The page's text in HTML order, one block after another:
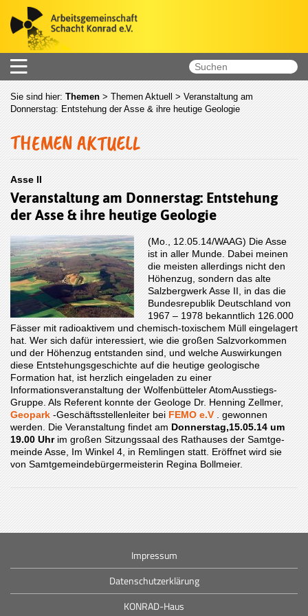
Sie sind hier: Themen > Themen Aktuell
> Veranstaltung am
Donnerstag: Entstehung der Asse & ihre heutige Geologie
THEMEN AKTUELL
Asse II
Veranstaltung am Donnerstag: Entstehung
der Asse & ihre heutige Geologie
(Mo., 12.05.14/WAAG) Die Asse
ist in aller Munde. Dabei meinen
die meisten allerdings nicht den
Höhenzug, sondern das alte
Salzbergwerk Asse II, in das die
Bundesrepublik Deutsch­land von
1967 – 1978 bekanntlich 126.000
Fässer mit radioaktivem und chemisch-toxischem Müll einge­la­gert
hat. Wer sich dafür interessiert, wie die großen Salzvorkommen
und der Höhenzug entstanden sind, und welche Auswirkungen
diese Entstehungs­geschichte auf die heutige geologische
Formation hat, ist herz­lich eingeladen zu einer
Informationsveranstaltung der Wolfenbütteler Atom­Aus­stiegs­
Gruppe. Als Referent konnte der Geologe Dr. Henning Zellmer,
Geopark -Geschäftsstellenleiter bei FEMO e.V. gewonnen
werden. Die Veranstaltung findet am Donnerstag,15.05.14 um
19.00 Uhrim großen Sitzungssaal des Rathauses der Samt­ge­
meinde Asse, Im Winkel 4, in Remlingen statt. Eröffnet wird sie
von Samtgemeindebürgermeisterin Regina Bollmeier.
Impressum
Datenschutzerklärung
KONRAD-Haus